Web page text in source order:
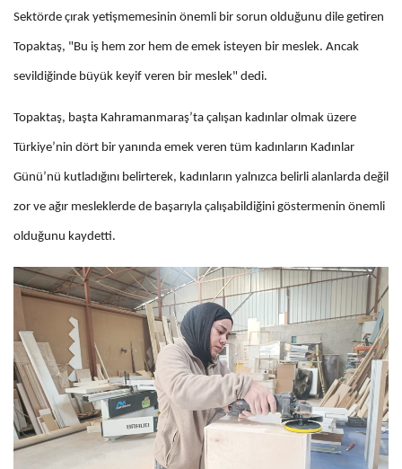
Sektörde çırak yetişmemesinin önemli bir sorun olduğunu dile getiren
Topaktaş, "Bu iş hem zor hem de emek isteyen bir meslek. Ancak
sevildiğinde büyük keyif veren bir meslek" dedi.
Topaktaş, başta Kahramanmaraş’ta çalışan kadınlar olmak üzere
Türkiye’nin dört bir yanında emek veren tüm kadınların Kadınlar
Günü’nü kutladığını belirterek, kadınların yalnızca belirli alanlarda değil
zor ve ağır mesleklerde de başarıyla çalışabildiğini göstermenin önemli
olduğunu kaydetti.